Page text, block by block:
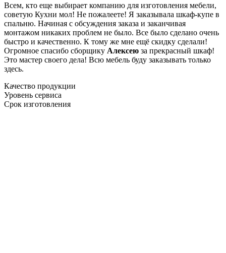
Всем, кто еще выбирает компанию для изготовления мебели,
советую Кухни мол! Не пожалеете! Я заказывала шкаф-купе в
спальню. Начиная с обсуждения заказа и заканчивая
монтажом никаких проблем не было. Все было сделано очень
быстро и качественно. К тому же мне ещё скидку сделали!
Огромное спасибо сборщику Алексею за прекрасный шкаф!
Это мастер своего дела! Всю мебель буду заказывать только
здесь.
Качество продукции
Уровень сервиса
Срок изготовления